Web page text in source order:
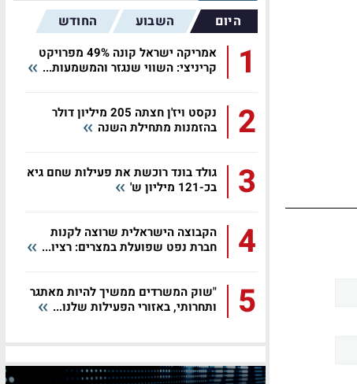
היום השבוע החודש
1
אמריקה ישראל קונה 49% מפרויקט
קריניצי: השווי שנגזר והמשמעות...
2
נקסט ויז'ן חצתה 205 מיליון דולר
בהזמנות מתחילת השנה
3
גולד בונד רוכשת את פעילות שחם גיא
בכ-121 מיליון ש'
4
הקבוצה הישראלית שרוצה לקנות
חברת נפט שפועלת במצרים: רציו...
5
"שוק המשרדים ממשיך להיות מאתגר
ותחרותי, באזורי הפעילות שלנו...